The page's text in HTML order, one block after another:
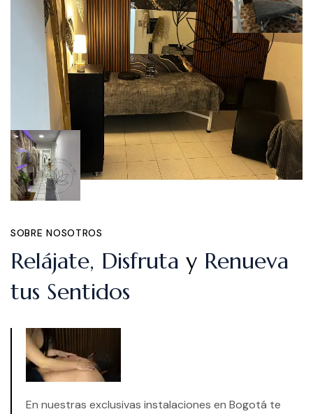
SOBRE NOSOTROS
Relájate, Disfruta y Renueva
tus Sentidos
En nuestras exclusivas instalaciones en Bogotá te